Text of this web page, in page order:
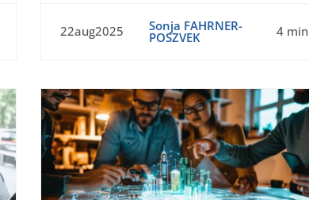
22aug2025 Sonja FAHRNER-
POSZVEK 4 min